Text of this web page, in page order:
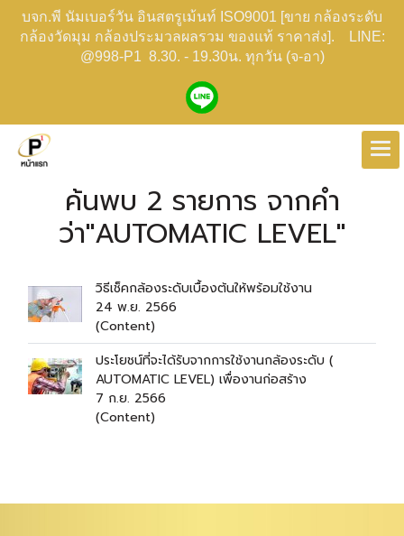
บจก.พี นัมเบอร์วัน อินสตรูเม้นท์ ISO9001 [ขาย กล้องระดับ
กล้องวัดมุม กล้องประมวลผลรวม ของแท้ ราคาส่ง]. LINE:
@998-P1 8.30. - 19.30น. ทุกวัน (จ-อา)
ค้นพบ 2 รายการ จากคำ
ว่า"AUTOMATIC LEVEL"
วิธีเช็คกล้องระดับเบื้องต้นให้พร้อมใช้งาน
24 พ.ย. 2566
(Content)
ประโยชน์ที่จะได้รับจากการใช้งานกล้องระดับ (
AUTOMATIC LEVEL) เพื่องานก่อสร้าง
7 ก.ย. 2566
(Content)